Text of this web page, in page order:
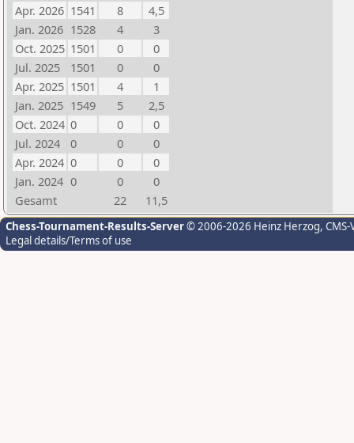
Apr. 2026 1541 8
4,5
Jan. 2026 1528 4
3
Oct. 2025 1501 0
0
Jul. 2025
1501 0
0
Apr. 2025 1501 4
1
Jan. 2025 1549 5
2,5
Oct. 2024 0 0
0
Jul. 2024
0 0
0
Apr. 2024 0 0
0
Jan. 2024 0 0
0
Gesamt
22 11,5
Chess-Tournament-Results-Server© 2006-2026 Heinz Herzog,
Legal details/Terms of use